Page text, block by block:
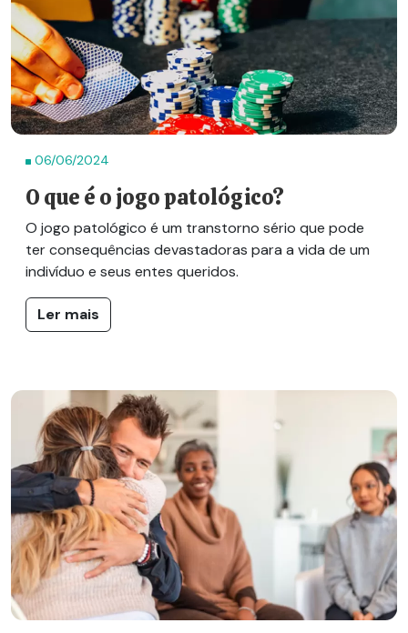
06/06/2024
O que é o jogo patológico?
O jogo patológico é um transtorno sério que pode
ter consequências devastadoras para a vida de um
indivíduo e seus entes queridos.
Ler mais